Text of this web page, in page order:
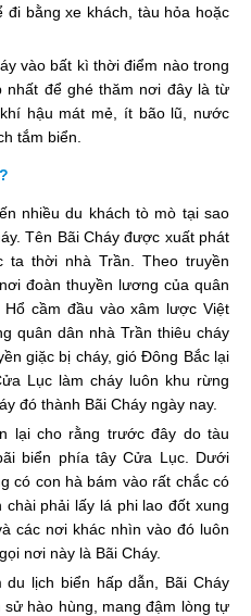
bằng xe khách, tàu hỏa hoặc
vào bất kì thời điểm nào trong
nhất để ghé thăm nơi đây là từ
hậu mát mẻ, ít bão lũ, nước
tắm biển.
nhiều du khách tò mò tại sao
Tên Bãi Cháy được xuất phát
thời nhà Trần. Theo truyền
đoàn thuyền lương của quân
cầm đầu vào xâm lược Việt
quân dân nhà Trần thiêu cháy
giặc bị cháy, gió Đông Bắc lại
Lục làm cháy luôn khu rừng
đó thành Bãi Cháy ngày nay.
lại cho rằng trước đây do tàu
biển phía tây Cửa Lục. Dưới
có con hà bám vào rất chắc có
phải lấy lá phi lao đốt xung
các nơi khác nhìn vào đó luôn
nơi này là Bãi Cháy.
lịch biển hấp dẫn, Bãi Cháy
hào hùng, mang đậm lòng tự